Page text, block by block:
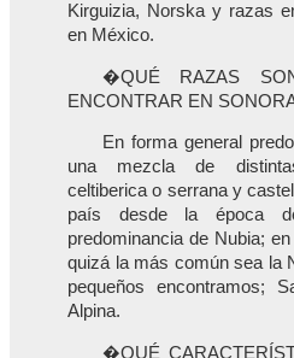
Kirguizia, Norska y razas
en México.
�QUÉ RAZAS
ENCONTRAR EN
En forma general
una mezcla de
celtiberica o serrana y
país desde la época
predominancia de Nubia;
quizá la más común sea la
pequeños encontramos;
Alpina.
�QUÉ